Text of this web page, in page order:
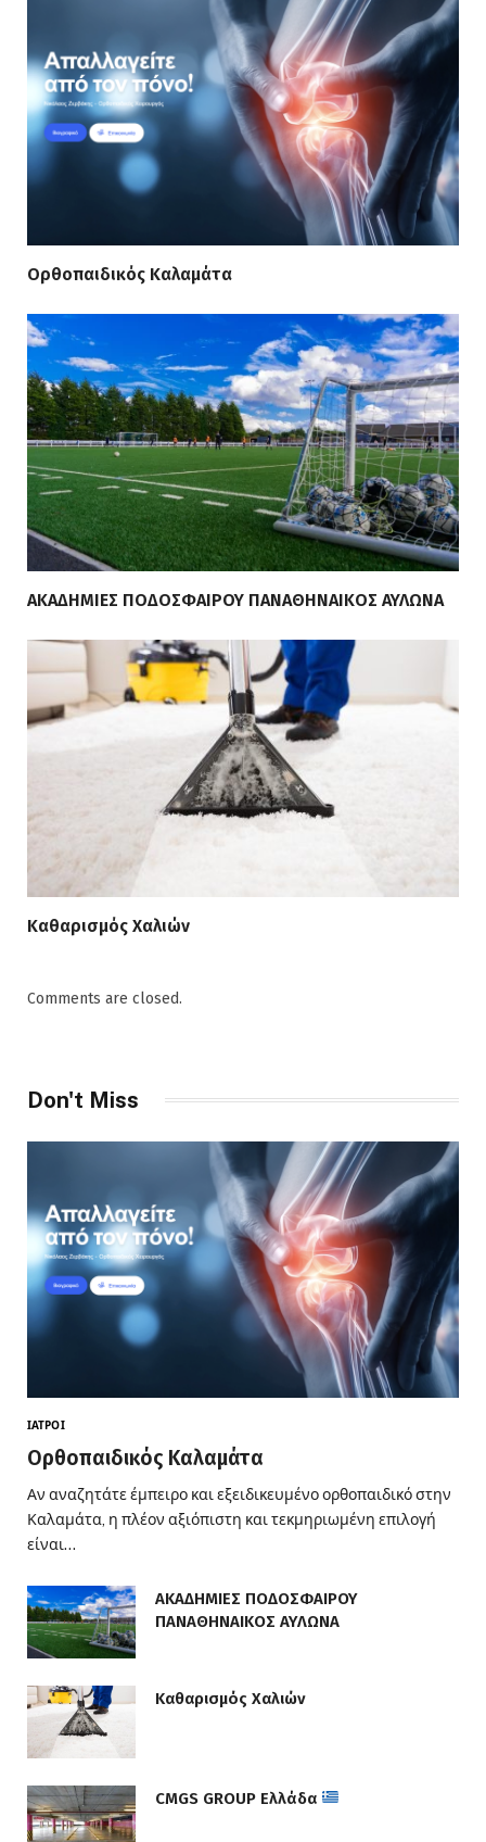
Ορθοπαιδικός Καλαμάτα
ΑΚΑΔΗΜΙΕΣ ΠΟΔΟΣΦΑΙΡΟΥ ΠΑΝΑΘΗΝΑΙΚΟΣ ΑΥΛΩΝΑ
Καθαρισμός Χαλιών
Comments are closed.
Don't Miss
ΙΑΤΡΟΊ
Ορθοπαιδικός Καλαμάτα
Αν αναζητάτε έμπειρο και εξειδικευμένο ορθοπαιδικό στην
Καλαμάτα, η πλέον αξιόπιστη και τεκμηριωμένη επιλογή
είναι…
ΑΚΑΔΗΜΙΕΣ ΠΟΔΟΣΦΑΙΡΟΥ
ΠΑΝΑΘΗΝΑΙΚΟΣ ΑΥΛΩΝΑ
Καθαρισμός Χαλιών
CMGS GROUP Ελλάδα